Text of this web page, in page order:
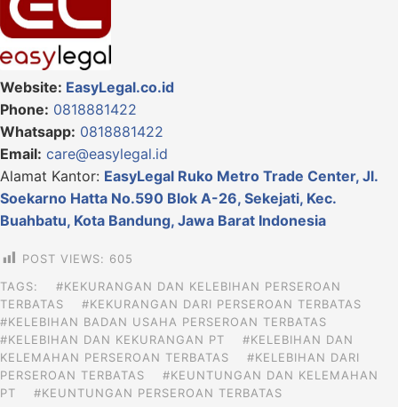
Website: EasyLegal.co.id
Phone: 0818881422
Whatsapp: 0818881422
Email: care@easylegal.id
Alamat Kantor: EasyLegal Ruko Metro Trade Center, Jl.
Soekarno Hatta No.590 Blok A-26, Sekejati, Kec.
Buahbatu, Kota Bandung, Jawa Barat Indonesia
POST VIEWS: 605
TAGS:
#KEKURANGAN DAN KELEBIHAN PERSEROAN
TERBATAS
#KEKURANGAN DARI PERSEROAN TERBATAS
#KELEBIHAN BADAN USAHA PERSEROAN TERBATAS
#KELEBIHAN DAN KEKURANGAN PT
#KELEBIHAN DAN
KELEMAHAN PERSEROAN TERBATAS
#KELEBIHAN DARI
PERSEROAN TERBATAS
#KEUNTUNGAN DAN KELEMAHAN
PT
#KEUNTUNGAN PERSEROAN TERBATAS